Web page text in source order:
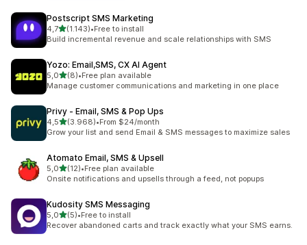
Postscript SMS Marketing
4,7stelle su 5
(1.143)
1143 recensioni totali
•Free to install
Build incremental revenue and scale relationships with SMS
Yozo: Email,SMS, CX AI Agent
5,0stelle su 5
(8)
8 recensioni totali
•Free plan available
Manage customer communications and marketing in one place
Privy ‑ Email, SMS & Pop Ups
4,5stelle su 5
(3.968)
3968 recensioni totali
•From $24/month
Grow your list and send Email & SMS messages to maximize sales
Atomato Email, SMS & Upsell
5,0stelle su 5
(12)
12 recensioni totali
•Free plan available
Onsite notifications and upsells through a feed, not popups
Kudosity SMS Messaging
5,0stelle su 5
(5)
5 recensioni totali
•Free to install
Recover abandoned carts and track exactly what your SMS earns.